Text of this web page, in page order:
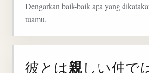
Dengarkan baik-baik apa yang
tuamu.
彼とは親しい仲で